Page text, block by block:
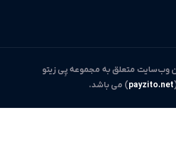
وب‌سایت متعلق به مجموعه پِی زیتو
) می باشد.